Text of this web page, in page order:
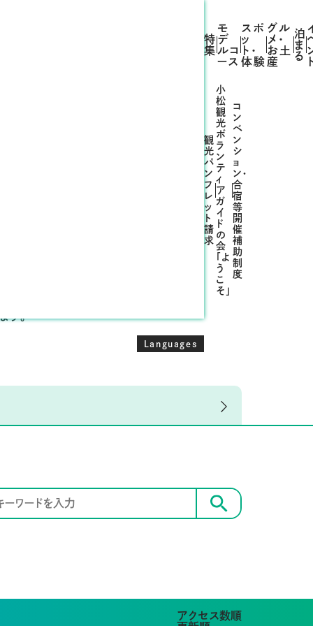
特
集
モ
デ
ルコ
ース
スポ
ッ
ト・
体験
グル
メ・
お土
産
泊
ま
る
観
光
パ
ン
フ
レ
ッ
ト
請
求
小
松
観
光
ボ
ラ
ン
テ
ィ
ア
ガ
イ
ド
の
会
「よ
う
こ
そ」
コ
ン
ベ
ン
シ
ョ
ン・
合
宿
等
開
催
補
助
制
度
Languages
検索
アクセス数順